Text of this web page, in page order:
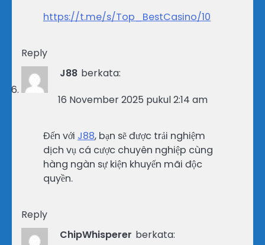
https://t.me/s/Top_BestCasino/10
Reply
J88 berkata:
16 November 2025 pukul 2:14 am
Đến với J88, bạn sẽ được trải nghiệm
dịch vụ cá cược chuyên nghiệp cùng
hàng ngàn sự kiện khuyến mãi độc
quyền.
Reply
ChipWhisperer berkata: